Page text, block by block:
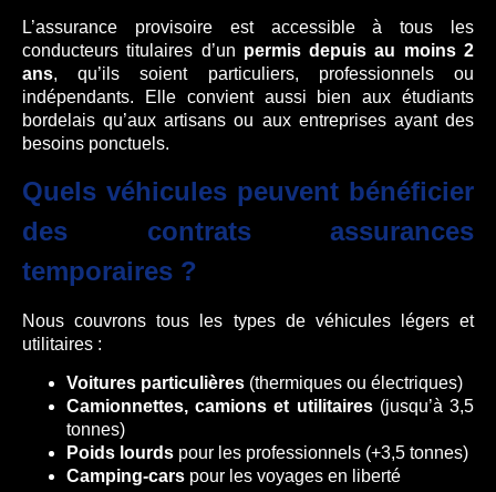
L’assurance provisoire est accessible à tous les
conducteurs titulaires d’un permis depuis au moins 2
ans, qu’ils soient particuliers, professionnels ou
indépendants. Elle convient aussi bien aux étudiants
bordelais qu’aux artisans ou aux entreprises ayant des
besoins ponctuels.
Quels véhicules peuvent bénéficier
des contrats assurances
temporaires ?
Nous couvrons tous les types de véhicules légers et
utilitaires :
Voitures particulières (thermiques ou électriques)
Camionnettes, camions et utilitaires(jusqu’à 3,5
tonnes)
Poids lourds pour les professionnels (+3,5 tonnes)
Camping-cars pour les voyages en liberté